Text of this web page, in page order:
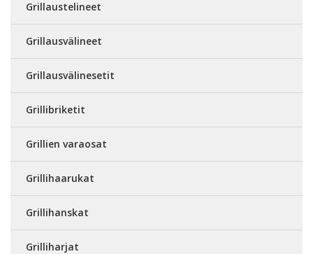
Grillaustelineet
Grillausvälineet
Grillausvälinesetit
Grillibriketit
Grillien varaosat
Grillihaarukat
Grillihanskat
Grilliharjat